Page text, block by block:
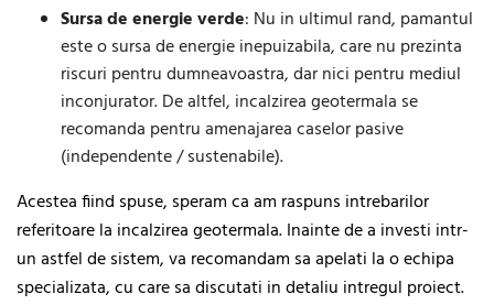
Sursa de energie verde: Nu in ultimul rand, pamantul
este o sursa de energie inepuizabila, care nu prezinta
riscuri pentru dumneavoastra, dar nici pentru mediul
inconjurator. De altfel, incalzirea geotermala se
recomanda pentru amenajarea caselor pasive
(independente / sustenabile).
Acestea fiind spuse, speram ca am raspuns intrebarilor
referitoare la incalzirea geotermala. Inainte de a investi intr-
un astfel de sistem, va recomandam sa apelati la o echipa
specializata, cu care sa discutati in detaliu intregul proiect.